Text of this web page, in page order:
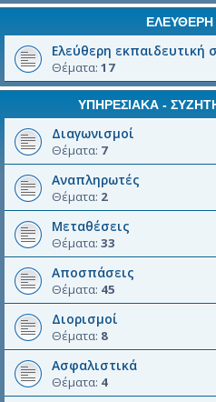
Ελεύθερη εκπαιδευτική
Θέματα: 17
ΥΠΗΡΕΣΙΑΚΑ -
Διαγωνισμοί
Θέματα: 7
Αναπληρωτές
Θέματα: 2
Μεταθέσεις
Θέματα: 33
Αποσπάσεις
Θέματα: 45
Διορισμοί
Θέματα: 8
Ασφαλιστικά
Θέματα: 4